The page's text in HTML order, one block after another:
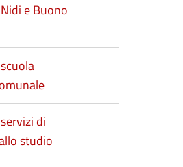
e Buono
di
studio